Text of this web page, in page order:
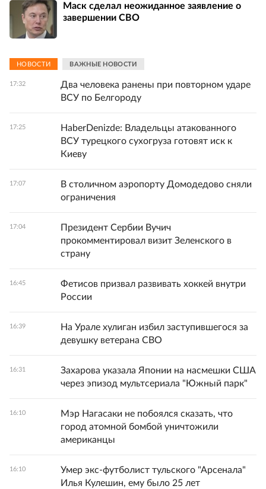
Маск сделал неожиданное заявление о
завершении СВО
НОВОСТИ ВАЖНЫЕ НОВОСТИ
17:32
Два человека ранены при повторном ударе
ВСУ по Белгороду
17:25
HaberDenizde: Владельцы атакованного
ВСУ турецкого сухогруза готовят иск к
Киеву
17:07
В столичном аэропорту Домодедово сняли
ограничения
17:04
Президент Сербии Вучич
прокомментировал визит Зеленского в
страну
16:45
Фетисов призвал развивать хоккей внутри
России
16:39
На Урале хулиган избил заступившегося за
девушку ветерана СВО
16:31
Захарова указала Японии на насмешки США
через эпизод мультсериала "Южный парк"
16:10
Мэр Нагасаки не побоялся сказать, что
город атомной бомбой уничтожили
американцы
16:10
Умер экс-футболист тульского "Арсенала"
Илья Кулешин, ему было 25 лет